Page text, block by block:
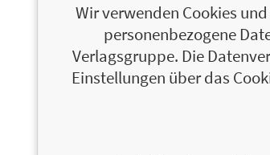
Wir verwenden Cookies
personenbezogene
Verlagsgruppe. Die
Einstellungen über das